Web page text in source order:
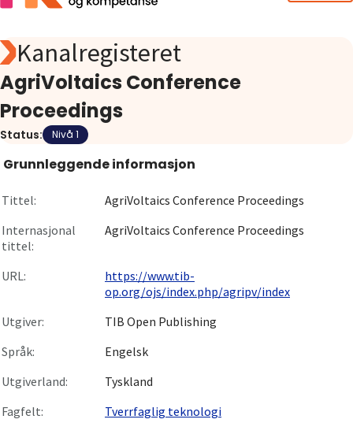
Søk
Åpen tilgang
Statistikk
Aktuelt
Gå til innlogging
Kanalregisteret
AgriVoltaics Conference
Proceedings
Status: Nivå 1
Grunnleggende informasjon
Tittel:
AgriVoltaics Conference Proceedings
Internasjonal
tittel:
AgriVoltaics Conference Proceedings
URL:
https://www.tib-
op.org/ojs/index.php/agripv/index
Utgiver:
TIB Open Publishing
Språk:
Engelsk
Utgiverland:
Tyskland
Fagfelt:
Tverrfaglig teknologi